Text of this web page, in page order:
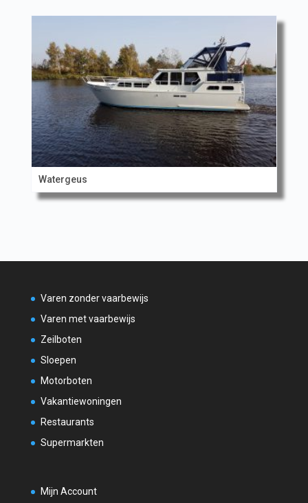
Watergeus
Varen zonder vaarbewijs
Varen met vaarbewijs
Zeilboten
Sloepen
Motorboten
Vakantiewoningen
Restaurants
Supermarkten
Mijn Account